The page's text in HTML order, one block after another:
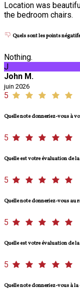
Location was
the bedroom chairs.
Quels sont les points
Nothing.
J
John M.
juin 2026
5
Quelle note donneriez-vous à
5
Quelle est votre évaluation de
5
Quelle note donneriez-vous au
5
Quelle est votre évaluation de
5
Quelle note donneriez-vous à